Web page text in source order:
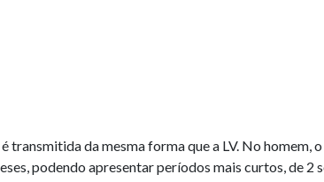
transmitida da mesma forma que a LV. No
podendo apresentar períodos mais curtos, de 2